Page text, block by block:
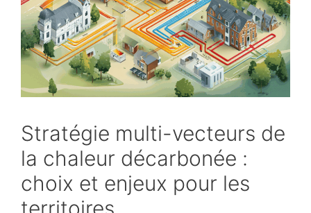
Stratégie multi-vecteurs de
la chaleur décarbonée :
choix et enjeux pour les